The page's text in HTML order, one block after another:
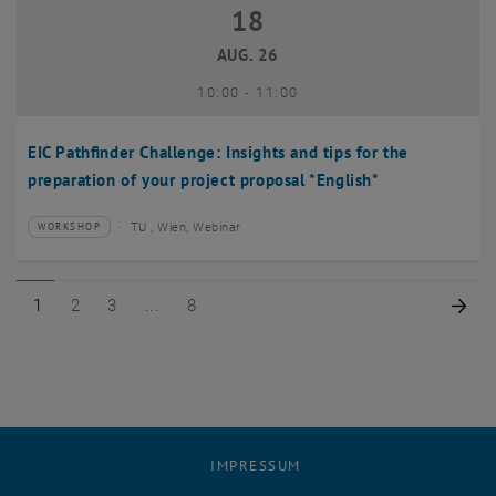
EIC Pathfinder Challenge: Insights and tips for the
preparation of your project proposal *English*
18 August 2026
18
AUG. 26
10:00- bis
11:00
Veranstaltungstyp:
WORKSHOP
Veranstaltungsort:TU , Wien, Webinar
Seite 1 von 8
1 Seite 2 von 8
2 Seite 3 von 8
3 Seite 8 von 8
8
IMPRESSUM